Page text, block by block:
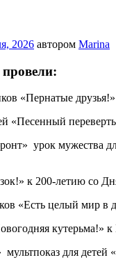
2026 автором Marina
«Пернатые друзья!»
«Песенный
урок мужества
к 200-летию со
«Есть целый мир
для детей